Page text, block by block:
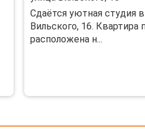
Сдаётся уютная студия
Вильского, 16.
расположена н...